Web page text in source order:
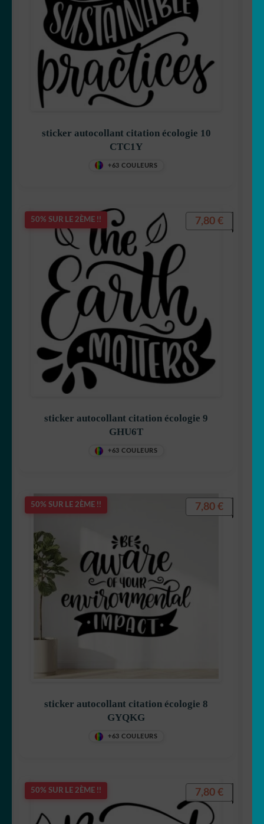
sticker autocollant citation écologie 10
CTC1Y
+63 COULEURS
50% SUR LE 2ÈME !!
sticker autocollant citation écologie 9
GHU6T
+63 COULEURS
7,80 €
50% SUR LE 2ÈME !!
sticker autocollant citation écologie 8
GYQKG
+63 COULEURS
7,80 €
50% SUR LE 2ÈME !! 7,80 €